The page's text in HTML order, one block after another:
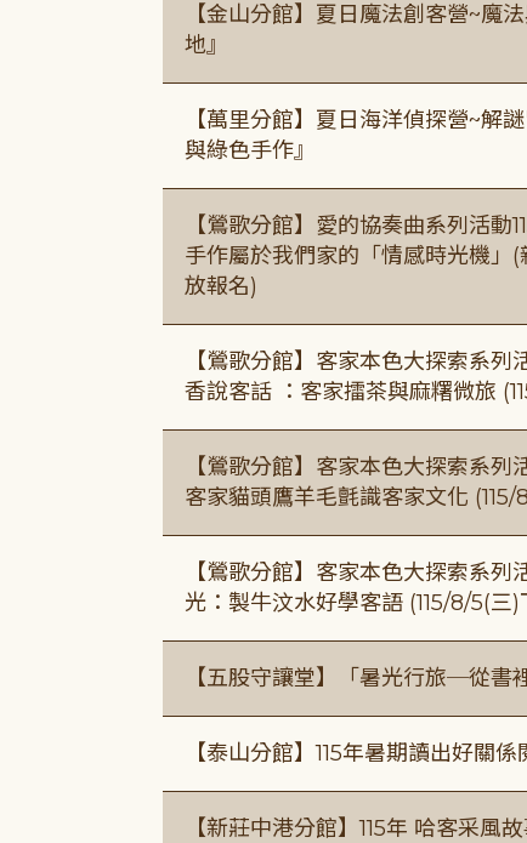
【金山分館】夏日魔法創客營~魔
地』
【萬里分館】夏日海洋偵探營~解
與綠色手作』
【鶯歌分館】愛的協奏曲系列活動
手作屬於我們家的「情感時光機」
放報名)
【鶯歌分館】客家本色大探索系
香說客話 ：客家擂茶與麻糬微旅
【鶯歌分館】客家本色大探索系列
客家貓頭鷹羊毛氈識客家文化
【鶯歌分館】客家本色大探索系
光：製牛汶水好學客語 (115/8/5(三
【五股守讓堂】「暑光行旅─從書
【泰山分館】115年暑期讀出好關
【新莊中港分館】115年 哈客采風